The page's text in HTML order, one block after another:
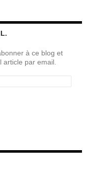
à ce blog et
par email.